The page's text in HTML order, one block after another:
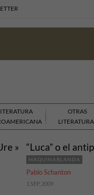
OTRAS
» “Luca” o el
MÁQUINABLANDA
Pablo Schanton
1 SEP, 2009